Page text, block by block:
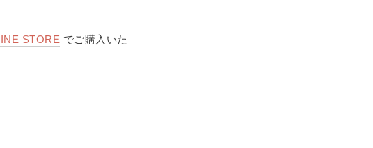
STORE でご購入いた